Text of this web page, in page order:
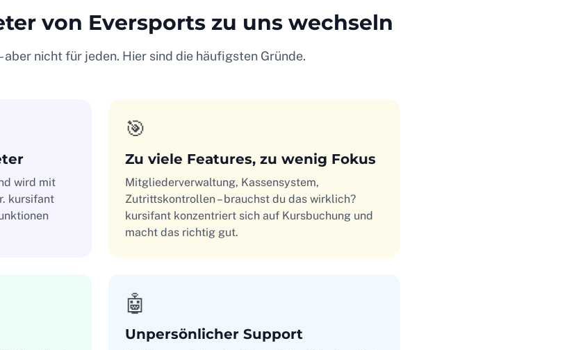
von Eversports zu uns wechseln
aber nicht für jeden. Hier sind die häufigsten Gründe.
wird mit
kursifant
🎯
Zu viele Features, zu wenig Fokus
Mitgliederverwaltung, Kassensystem,
Zutrittskontrollen – brauchst du das wirklich?
kursifant konzentriert sich auf Kursbuchung und
macht das richtig gut.
🤖
Unpersönlicher Support